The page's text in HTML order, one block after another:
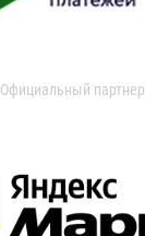
Официальный партнер